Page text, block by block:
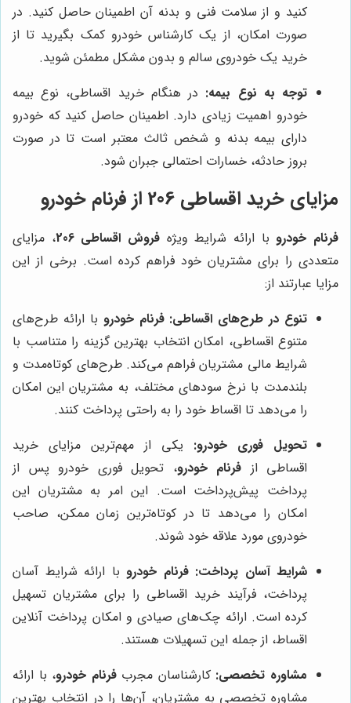
کنید و از سلامت فنی و بدنه آن اطمینان حاصل کنید. در
صورت امکان، از یک کارشناس خودرو کمک بگیرید تا از
خرید یک خودروی سالم و بدون مشکل مطمئن شوید.
توجه به نوع بیمه: در هنگام خرید اقساطی، نوع بیمه
خودرو اهمیت زیادی دارد. اطمینان حاصل کنید که خودرو
دارای بیمه بدنه و شخص ثالث معتبر است تا در صورت
بروز حادثه، خسارات احتمالی جبران شود.
مزایای خرید اقساطی 206 از فرنام خودرو
فرنام خودرو با ارائه شرایط ویژه فروش اقساطی 206
، مزایای
متعددی را برای مشتریان خود فراهم کرده است. برخی از این
مزایا عبارتند از:
تنوع در طرح‌های اقساطی: فرنام خودرو با ارائه طرح‌های
متنوع اقساطی، امکان انتخاب بهترین گزینه را متناسب با
شرایط مالی مشتریان فراهم می‌کند. طرح‌های کوتاه‌مدت و
بلندمدت با نرخ سودهای مختلف، به مشتریان این امکان
را می‌دهد تا اقساط خود را به راحتی پرداخت کنند.
تحویل فوری خودرو: یکی از مهم‌ترین مزایای خرید
اقساطی از فرنام خودرو، تحویل فوری خودرو پس از
پرداخت پیش‌پرداخت است. این امر به مشتریان این
امکان را می‌دهد تا در کوتاه‌ترین زمان ممکن، صاحب
خودروی مورد علاقه خود شوند.
شرایط آسان پرداخت: فرنام خودرو با ارائه شرایط آسان
پرداخت، فرآیند خرید اقساطی را برای مشتریان تسهیل
کرده است. ارائه چک‌های صیادی و امکان پرداخت آنلاین
اقساط، از جمله این تسهیلات هستند.
مشاوره تخصصی: کارشناسان مجربفرنام خودرو، با ارائه
مشاوره تخصصی به مشتریان، آن‌ها را در انتخاب بهترین